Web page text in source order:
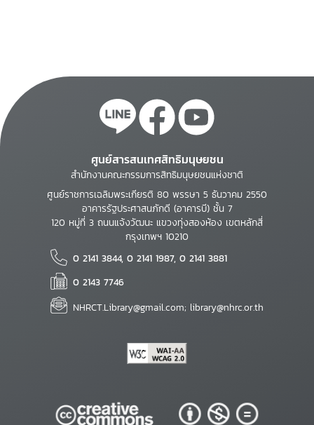
ศูนย์สารสนเทศสิทธิมนุษยชน
สำนักงานคณะกรรมการสิทธิมนุษยชนแห่งชาติ
ศูนย์ราชการเฉลิมพระเกียรติ 80 พรรษา 5 ธันวาคม 2550
อาคารรัฐประศาสนภักดี (อาคารบี) ชั้น 7
120 หมู่ที่ 3 ถนนแจ้งวัฒนะ แขวงทุ่งสองห้อง เขตหลักสี่
กรุงเทพฯ 10210
0 2141 3844, 0 2141 1987, 0 2141 3881
0 2143 7746
NHRCT.Library@gmail.com; library@nhrc.or.th